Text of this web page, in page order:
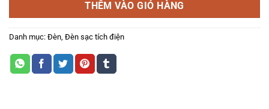
THÊM VÀO GIỎ HÀNG
Danh mục: Đèn, Đèn sạc tích điện